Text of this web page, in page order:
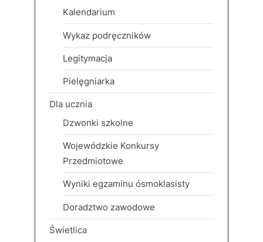
Kalendarium
Wykaz podręczników
Legitymacja
Pielęgniarka
Dla ucznia
Dzwonki szkolne
Wojewódzkie Konkursy
Przedmiotowe
Wyniki egzaminu ósmoklasisty
Doradztwo zawodowe
Świetlica